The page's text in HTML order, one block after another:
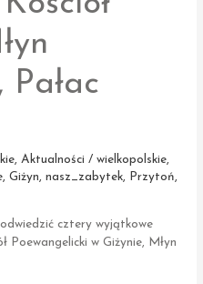
,Aktualności / wielkopolskie,
,Giżyn,nasz_zabytek, Przytoń,
cztery wyjątkowe
Poewangelicki w Giżynie, Młyn